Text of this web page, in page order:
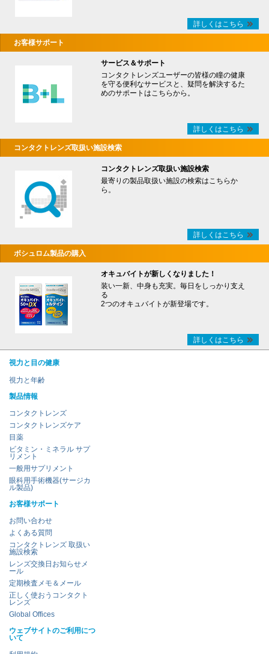
詳しくはこちら
お客様サポート
サービス＆サポート
コンタクトレンズユーザーの皆様の瞳の健康
を守る便利なサービスと、疑問を解決するた
めのサポートはこちらから。
詳しくはこちら
コンタクトレンズ取扱い施設検索
コンタクトレンズ取扱い施設検索
最寄りの製品取扱い施設の検索はこちらか
ら。
詳しくはこちら
ボシュロム製品の購入
オキュバイトが新しくなりました！
装い一新、中身も充実。毎日をしっかり支え
る
2つのオキュバイトが新登場です。
詳しくはこちら
視力と目の健康
視力と年齢
製品情報
コンタクトレンズ
コンタクトレンズケア
目薬
ビタミン・ミネラル サプ
リメント
一般用サプリメント
眼科用手術機器(サージカ
ル製品)
お客様サポート
お問い合わせ
よくある質問
コンタクトレンズ 取扱い
施設検索
レンズ交換日お知らせメ
ール
定期検査メモ＆メール
正しく使おうコンタクト
レンズ
Global Offices
ウェブサイトのご利用につ
いて